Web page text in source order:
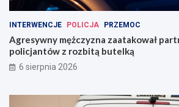
INTERWENCJE POLICJA PRZEMOC
Agresywny mężczyzna zaatakował
policjantów z rozbitą butelką
6 sierpnia 2026